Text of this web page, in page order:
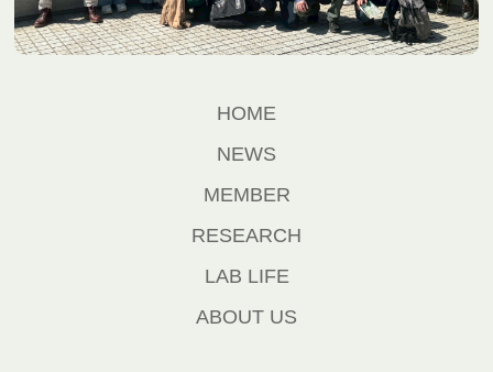
HOME
NEWS
MEMBER
RESEARCH
LAB LIFE
ABOUT US